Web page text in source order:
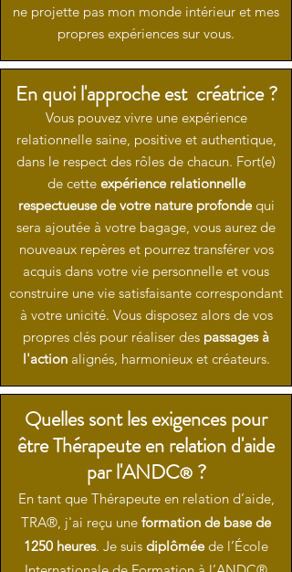
ne projette pas mon monde intérieur et mes
propres expériences sur vous.
En quoi l'approche est créatrice ?
Vous pouvez vivre une expérience
relationnelle saine, positive et authentique,
dans le respect des rôles de chacun. Fort(e)
de cette expérience relationnelle
respectueuse de votre nature profondequi
sera ajoutée à votre bagage, vous aurez de
nouveaux repères et pourrez transférer vos
acquis dans votre vie personnelle et vous
construire une vie satisfaisante correspondant
à votre unicité. Vous disposez alors de vos
propres clés pour réaliser des passages à
l'actionalignés, harmonieux et créateurs.
Quelles sont les exigences pour
être Thérapeute en relation d'aide
par l'ANDC®?
En tant que Thérapeute en relation d’aide,
TRA®, j'ai reçu une formation de base de
1250 heures. Je suis diplôméede l’École